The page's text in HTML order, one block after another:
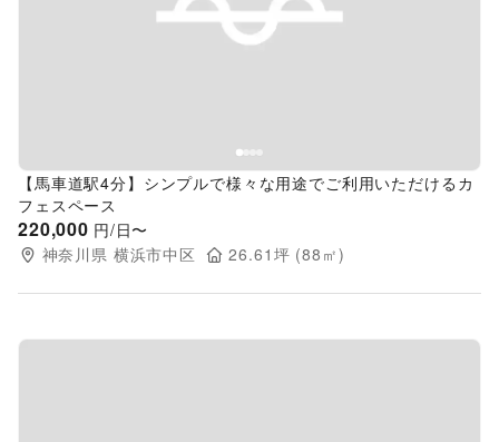
Previous slide
【馬車道駅4分】シンプルで様々な用途でご利用いただけるカ
フェスペース
220,000 円/日〜
神奈川県 横浜市中区 26.61 坪 (88 ㎡)